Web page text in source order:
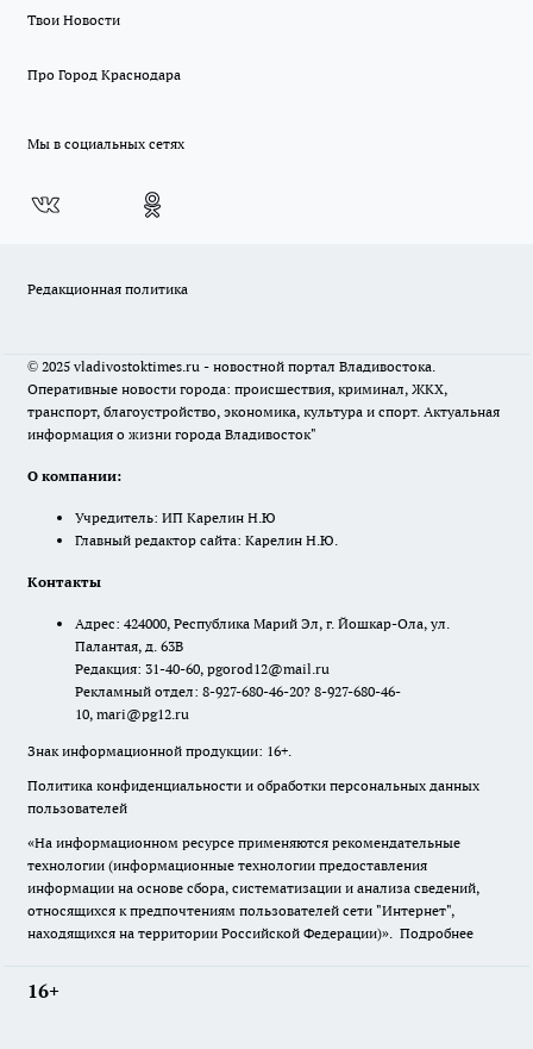
Твои Новости
Про Город Краснодара
Мы в социальных сетях
Редакционная политика
© 2025 vladivostoktimes.ru - новостной портал Владивостока.
Оперативные новости города: происшествия, криминал, ЖКХ,
транспорт, благоустройство, экономика, культура и спорт. Актуальная
информация о жизни города Владивосток"
О компании:
Учредитель: ИП Карелин Н.Ю
Главный редактор сайта: Карелин Н.Ю.
Контакты
Адрес: 424000, Республика Марий Эл, г. Йошкар-Ола, ул.
Палантая, д. 63В
Редакция: 31-40-60, pgorod12@mail.ru
Рекламный отдел: 8-927-680-46-20? 8-927-680-46-
10, mari@pg12.ru
Знак информационной продукции: 16+.
Политика конфиденциальности и обработки персональных данных
пользователей
«На информационном ресурсе применяются рекомендательные
технологии (информационные технологии предоставления
информации на основе сбора, систематизации и анализа сведений,
относящихся к предпочтениям пользователей сети "Интернет",
находящихся на территории Российской Федерации)». Подробнее
16+